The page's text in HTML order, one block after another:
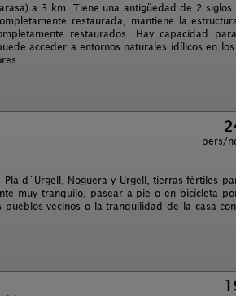
a 3 km. Tiene una antigüedad de 2 siglos.
restaurada, mantiene la
restaurados. Hay capacidad
acceder a entornos naturales idílicos en los
pers/
d´Urgell, Noguera y Urgell, tierras fértiles
muy tranquilo, pasear a pie o en bicicleta
vecinos o la tranquilidad de la casa